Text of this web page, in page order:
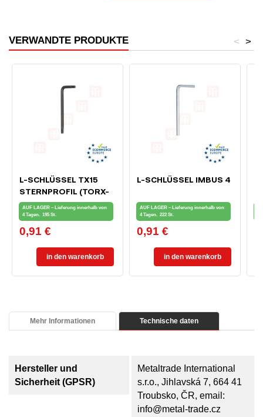
VERWANDTE PRODUKTE >
<
L-SCHLÜSSEL TX15
STERNPROFIL (TORX-
TYP)
AUF LAGER – Lieferung innerhalb von
4 Tagen. 195 St.
Preis
0,91 €
in den warenkorb
L-SCHLÜSSEL IMBUS 4
AUF LAGER – Lieferung innerhalb von
4 Tagen. 222 St.
Preis
0,91 €
in den warenkorb
Mehr Informationen Technische daten
Hersteller und
Sicherheit (GPSR)
Metaltrade International
s.r.o., Jihlavská 7, 664 41
Troubsko, ČR, email:
info@metal-trade.cz